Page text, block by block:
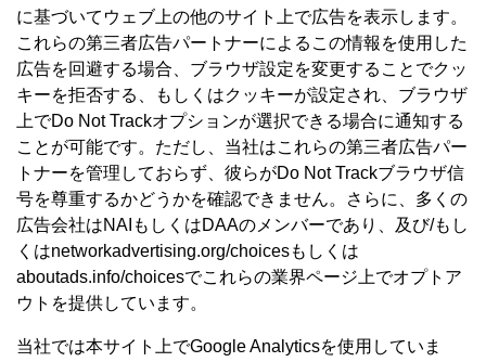
に基づいてウェブ上の他のサイト上で広告を表示します。
これらの第三者広告パートナーによるこの情報を使用した
広告を回避する場合、ブラウザ設定を変更することでクッ
キーを拒否する、もしくはクッキーが設定され、ブラウザ
上でDo Not Trackオプションが選択できる場合に通知する
ことが可能です。ただし、当社はこれらの第三者広告パー
トナーを管理しておらず、彼らがDo Not Trackブラウザ信
号を尊重するかどうかを確認できません。さらに、多くの
広告会社はNAIもしくはDAAのメンバーであり、及び/もし
くはnetworkadvertising.org/choicesもしくは
aboutads.info/choicesでこれらの業界ページ上でオプトア
ウトを提供しています。
当社では本サイト上でGoogle Analyticsを使用していま